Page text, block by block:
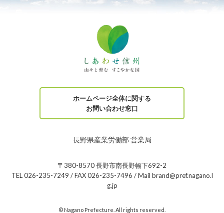
ホームページ全体に関する
お問い合わせ窓口
長野県産業労働部 営業局
〒380-8570 長野市南長野幅下692-2
TEL 026-235-7249 / FAX 026-235-7496 / Mail brand@pref.nagano.l
g.jp
© Nagano Prefecture. All rights reserved.